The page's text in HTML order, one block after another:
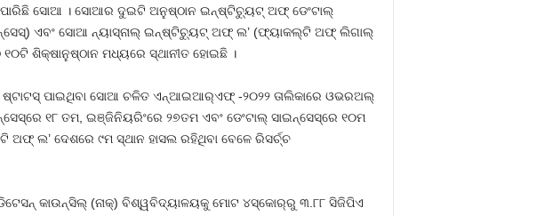
ସୋଆ । ସୋଆର ଦୁଇଟି ଅନୁଷ୍ଠାନ ଇନ୍‌ଷ୍ଟିଚ୍ୟୁଟ୍ ଅଫ୍ ଡେଂଟାଲ୍
ଏବଂ ସୋଆ ନ୍ୟାସ୍‌ନାଲ୍ ଇନ୍‌ଷ୍ଟିଚ୍ୟୁଟ୍ ଅଫ୍ ଲ’ (ଫ୍ୟାକଲ୍ଟି ଅଫ୍ ଲିଗାଲ୍
ଶିକ୍ଷାନୁଷ୍ଠାନ ମଧ୍ୟରେ ସ୍ଥାନୀତ ହୋଇଛି ।
ଷ୍ଟାଟସ୍ ପାଇଥିବା ସୋଆ ଚଳିତ ଏନ୍‌ଆଇଆର୍‌ଏଫ୍ -୨୦୨୨ ତାଲିକାରେ ଓଭରଅଲ୍
୧୮ ତମ, ଇଞ୍ଜିନିୟରିଂରେ ୨୭ତମ ଏବଂ ଡେଂଟାଲ୍ ସାଇନ୍‌ସେସ୍‌ରେ ୧୦ମ
ଲ’ ଦେଶରେ ୯ମ ସ୍ଥାନ ହାସଲ ରହିଥିବା ବେଳେ ରିସର୍ଚ୍ଚ
କାଉନ୍‌ସିଲ୍ (ନାକ୍‌) ବିଶ୍ୱବିଦ୍ୟାଳୟକୁ ମୋଟ ୪ସ୍କୋର୍‌ରୁ ୩.୮୮ ସିଜିପିଏ